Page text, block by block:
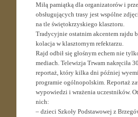
Miłą pamiątką dla organizatorów i
obsługujących trasy jest wspólne
na tle świętokrzyskiego klasztoru.
Tradycyjnie ostatnim akcentem rajdu
kolacja w klasztornym refektarzu.
Rajd odbił się głośnym echem nie
mediach. Telewizja Trwam nakręciła
reportaż, który kilka dni później
programie ogólnopolskim. Reportaż
wypowiedzi i wrażenia uczestników.
nich:
– dzieci Szkoły Podstawowej z